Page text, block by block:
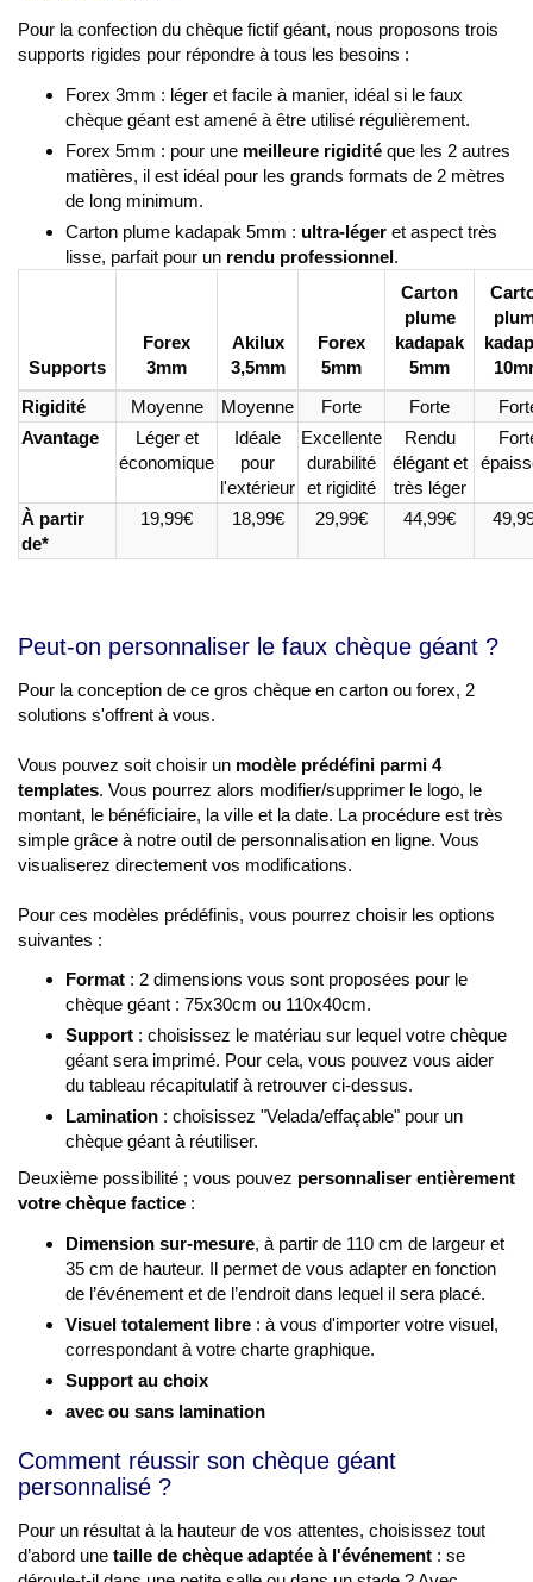
Pour la confection du chèque fictif géant, nous proposons trois
supports rigides pour répondre à tous les besoins :
Forex 3mm : léger et facile à manier, idéal si le faux
chèque géant est amené à être utilisé régulièrement.
Forex 5mm : pour une meilleure rigidité que les 2 autres
matières, il est idéal pour les grands formats de 2 mètres
de long minimum.
Carton plume kadapak 5mm : ultra-léger et aspect très
lisse, parfait pour un rendu professionnel.
Supports
Forex
3mm
Akilux
3,5mm
Forex
5mm
Carton
plume
kadapak
5mm
Rigidité
Moyenne Moyenne Forte Forte
Avantage
Léger et
économique
Idéale
pour
l'extérieur
Excellente
durabilité
et rigidité
Rendu
élégant et
très léger
À partir
de*
19,99€ 18,99€ 29,99€ 44,99€
Peut-on personnaliser le faux chèque géant ?
Pour la conception de ce gros chèque en carton ou forex, 2
solutions s'offrent à vous.
Vous pouvez soit choisir un modèle prédéfini parmi 4
templates. Vous pourrez alors modifier/supprimer le logo, le
montant, le bénéficiaire, la ville et la date. La procédure est très
simple grâce à notre outil de personnalisation en ligne. Vous
visualiserez directement vos modifications.
Pour ces modèles prédéfinis, vous pourrez choisir les options
suivantes :
Format : 2 dimensions vous sont proposées pour le
chèque géant : 75x30cm ou 110x40cm.
Support : choisissez le matériau sur lequel votre chèque
géant sera imprimé. Pour cela, vous pouvez vous aider
du tableau récapitulatif à retrouver ci-dessus.
Lamination : choisissez "Velada/effaçable" pour un
chèque géant à réutiliser.
Deuxième possibilité ; vous pouvez personnaliser entièrement
votre chèque factice :
Dimension sur-mesure, à partir de 110 cm de largeur et
35 cm de hauteur. Il permet de vous adapter en fonction
de l’événement et de l’endroit dans lequel il sera placé.
Visuel totalement libre : à vous d'importer votre visuel,
correspondant à votre charte graphique.
Support au choix
avec ou sans lamination
Comment réussir son chèque géant
personnalisé ?
Pour un résultat à la hauteur de vos attentes, choisissez tout
d’abord une taille de chèque adaptée à l'événement : se